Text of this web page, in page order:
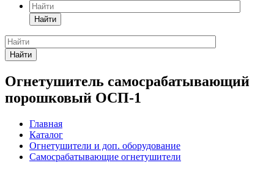
Найти
Найти
Огнетушитель самосрабатывающий
порошковый ОСП-1
Главная
Каталог
Огнетушители и доп. оборудование
Самосрабатывающие огнетушители